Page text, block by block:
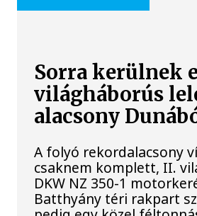
Sorra kerülnek
világháborús
alacsony
A folyó rekordalacsony
csaknem komplett, II.
DKW NZ 350-1
Batthyány téri rakpart